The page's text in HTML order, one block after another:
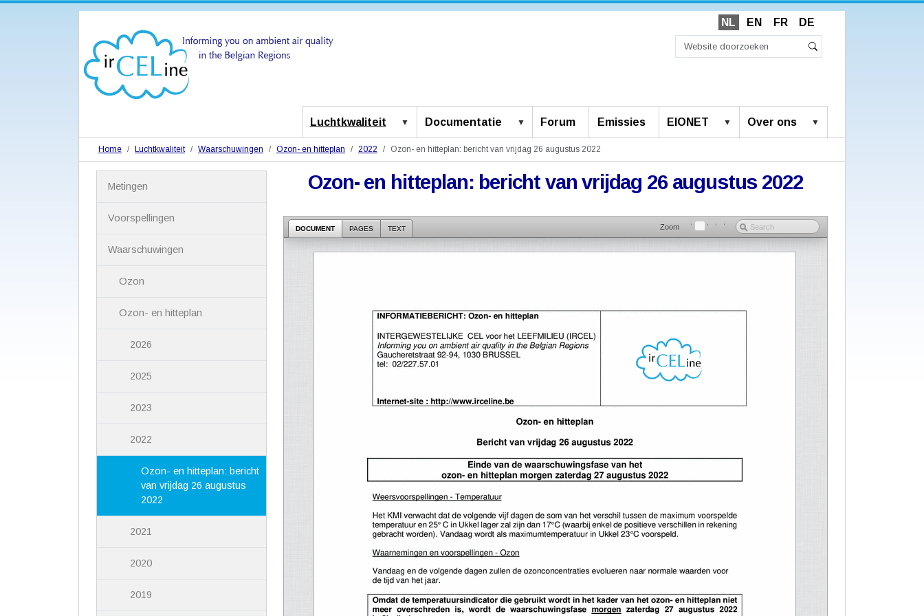
NL EN FR DE
Luchtkwaliteit Documentatie Forum Emissies EIONET Over ons
Home Luchtkwaliteit Waarschuwingen Ozon- en hitteplan 2022 Ozon- en hitteplan: bericht van vrijdag 26 augustus 2022
Ozon- en hitteplan: bericht van vrijdag 26 augustus 2022
DOCUMENT PAGES TEXT Zoom
Metingen
Voorspellingen
Waarschuwingen
Ozon
Ozon- en hitteplan
2026
2025
2023
2022
Ozon- en hitteplan: bericht
van vrijdag 26 augustus
2022
2021
2020
2019